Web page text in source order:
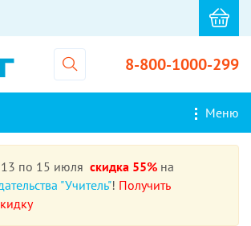
8-800-1000-299
Меню
по 15 июля скидка 55% на
"Учитель"! Получить